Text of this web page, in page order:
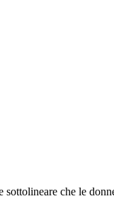
che le